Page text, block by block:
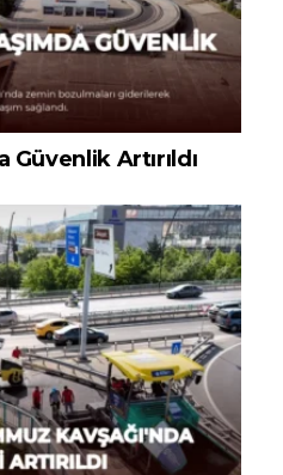
Güvenlik Artırıldı